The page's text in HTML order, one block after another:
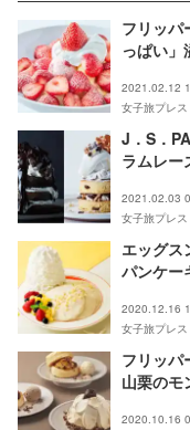
フリッパ
っぱい」
2021.02.12
女子旅プレス
J．S．
ラムレー
2021.02.03
女子旅プレス
エッグス
パンケー
2020.12.16
女子旅プレス
フリッパ
山栗のモ
2020.10.16